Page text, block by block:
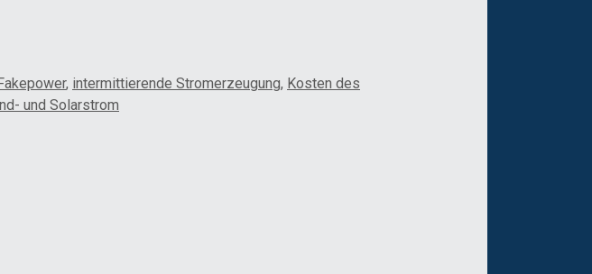
, intermittierende Stromerzeugung, Kosten des
und Solarstrom